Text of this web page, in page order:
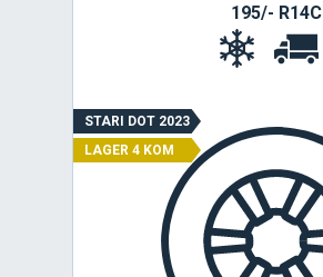
195/- R14C
STARI DOT 2023
LAGER 4 KOM